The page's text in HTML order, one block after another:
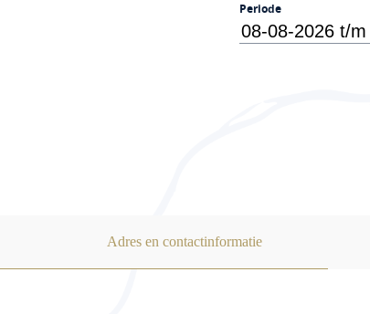
Periode
Adres en contactinformatie